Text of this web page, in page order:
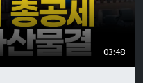
03:48